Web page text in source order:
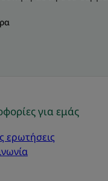
για εμάς
ερωτήσεις